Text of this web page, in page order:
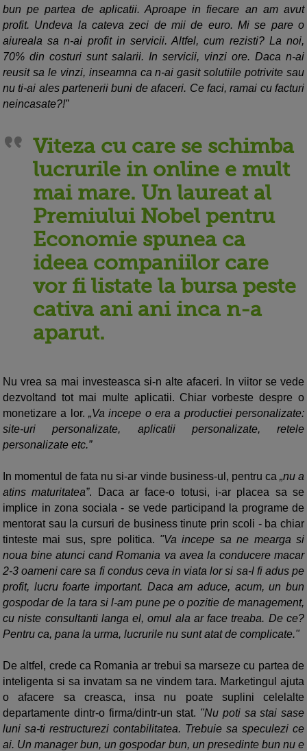
bun pe partea de aplicatii. Aproape in fiecare an am avut
profit. Undeva la cateva zeci de mii de euro. Mi se pare o
aiureala sa n-ai profit in servicii. Altfel, cum rezisti? La noi,
70% din costuri sunt salarii. In servicii, vinzi ore. Daca n-ai
reusit sa le vinzi, inseamna ca n-ai gasit solutiile potrivite sau
nu ti-ai ales partenerii buni de afaceri. Ce faci, ramai cu facturi
neincasate?!”
Viteza cu care se schimba
lucrurile in online e mult
mai mare. Un laureat al
Premiului Nobel pentru
Economie spunea ca
ideea companiilor care
vor fi listate la bursa peste
cativa ani ani inca n-a
aparut.
Nu vrea sa mai investeasca si-n alte afaceri. In viitor se vede
dezvoltand tot mai multe aplicatii. Chiar vorbeste despre o
monetizare a lor. „Va incepe o era a productiei personalizate:
site-uri personalizate, aplicatii personalizate, retele
personalizate etc.”
In momentul de fata nu si-ar vinde business-ul, pentru ca „nu a
atins maturitatea”. Daca ar face-o totusi, i-ar placea sa se
implice in zona sociala - se vede participand la programe de
mentorat sau la cursuri de business tinute prin scoli - ba chiar
tinteste mai sus, spre politica. "Va incepe sa ne mearga si
noua bine atunci cand Romania va avea la conducere macar
2-3 oameni care sa fi condus ceva in viata lor si sa-l fi adus pe
profit, lucru foarte important. Daca am aduce, acum, un bun
gospodar de la tara si l-am pune pe o pozitie de management,
cu niste consultanti langa el, omul ala ar face treaba. De ce?
Pentru ca, pana la urma, lucrurile nu sunt atat de complicate."
De altfel, crede ca Romania ar trebui sa marseze cu partea de
inteligenta si sa invatam sa ne vindem tara. Marketingul ajuta
o afacere sa creasca, insa nu poate suplini celelalte
departamente dintr-o firma/dintr-un stat. "Nu poti sa stai sase
luni sa-ti restructurezi contabilitatea. Trebuie sa speculezi ce
ai. Un manager bun, un gospodar bun, un presedinte bun nu e